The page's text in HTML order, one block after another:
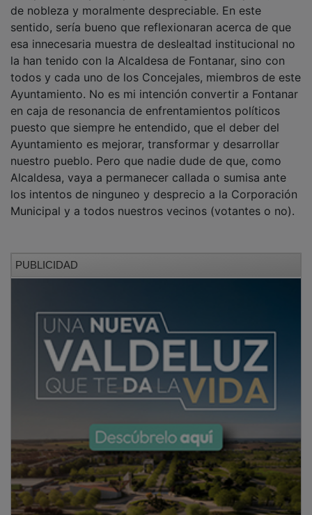
sentido, sería bueno que reflexionaran acerca de que
esa innecesaria muestra de deslealtad institucional no
la han tenido con la Alcaldesa de Fontanar, sino con
todos y cada uno de los Concejales, miembros de este
Ayuntamiento. No es mi intención convertir a Fontanar
en caja de resonancia de enfrentamientos políticos
puesto que siempre he entendido, que el deber del
Ayuntamiento es mejorar, transformar y desarrollar
nuestro pueblo. Pero que nadie dude de que, como
Alcaldesa, vaya a permanecer callada o sumisa ante
los intentos de ninguneo y desprecio a la Corporación
Municipal y a todos nuestros vecinos (votantes o no).